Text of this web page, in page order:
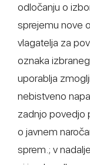
odločanju o
sprejemu nove
vlagatelja za
oznaka
uporablja
nebistveno
zadnjo povedjo
o javnem
sprem.; v